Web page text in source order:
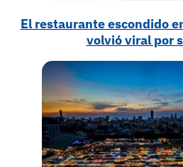
El restaurante escondido
volvió viral por